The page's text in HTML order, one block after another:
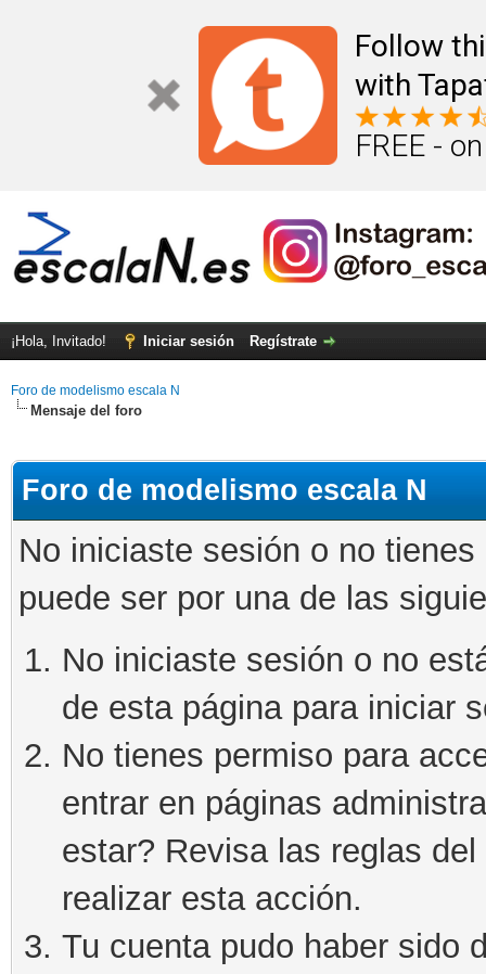
Follow
with
FREE -
¡Hola, Invitado! Iniciar sesión Regístrate
Foro de modelismo escala N
Mensaje del foro
Foro de modelismo escala N
No iniciaste sesión o no
puede ser por una de las
No iniciaste sesión o no
de esta página para iniciar
No tienes permiso para
entrar en páginas
estar? Revisa las reglas
realizar esta acción.
Tu cuenta pudo haber sido